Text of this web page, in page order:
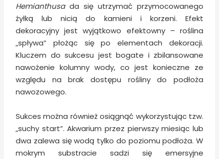
Hemianthusada się utrzymać przymocowanego
żyłką lub nicią do kamieni i korzeni. Efekt
dekoracyjny jest wyjątkowo efektowny – roślina
„spływa” płożąc się po elementach dekoracji.
Kluczem do sukcesu jest bogate i zbilansowane
nawożenie kolumny wody, co jest konieczne ze
względu na brak dostępu rośliny do podłoża
nawozowego.
Sukces można również osiągnąć wykorzystując tzw.
„suchy start”. Akwarium przez pierwszy miesiąc lub
dwa zalewa się wodą tylko do poziomu podłoża. W
mokrym substracie sadzi się emersyjne